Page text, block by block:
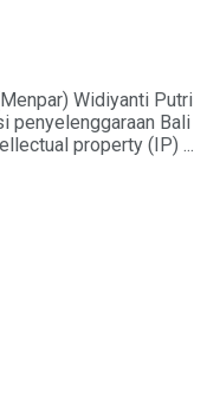
Widiyanti Putri
penyelenggaraan Bali
property (IP) ...